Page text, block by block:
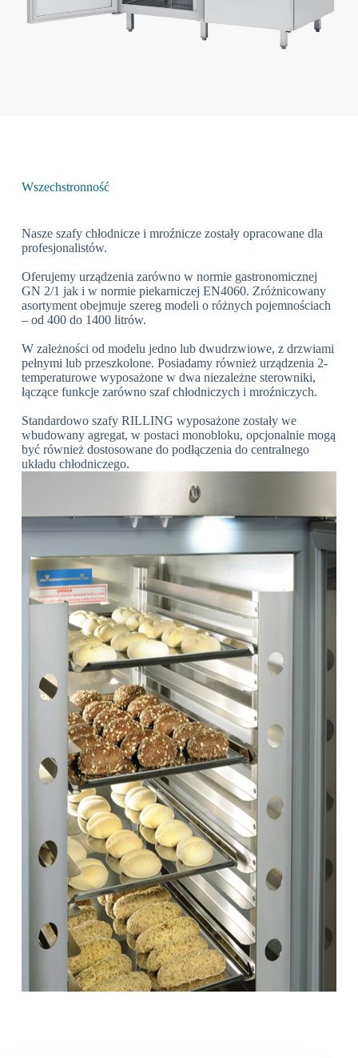
Wszechstronność
Nasze szafy chłodnicze i mroźnicze zostały opracowane dla
profesjonalistów.
Oferujemy urządzenia zarówno w normie gastronomicznej
GN 2/1 jak i w normie piekarniczej EN4060. Zróżnicowany
asortyment obejmuje szereg modeli o różnych pojemnościach
– od 400 do 1400 litrów.
W zależności od modelu jedno lub dwudrzwiowe, z drzwiami
pełnymi lub przeszkolone. Posiadamy również urządzenia 2-
temperaturowe wyposażone w dwa niezależne sterowniki,
łączące funkcje zarówno szaf chłodniczych i mroźniczych.
Standardowo szafy RILLING wyposażone zostały we
wbudowany agregat, w postaci monobloku, opcjonalnie mogą
być również dostosowane do podłączenia do centralnego
układu chłodniczego.